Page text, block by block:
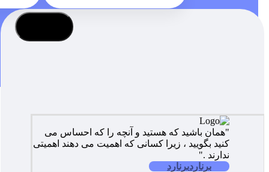
"همان باشید که هستید و آنچه را که احساس می
کنید بگویید ، زیرا کسانی که اهمیت می دهند اهمیتی
ندارند ."
برناردبرنارد